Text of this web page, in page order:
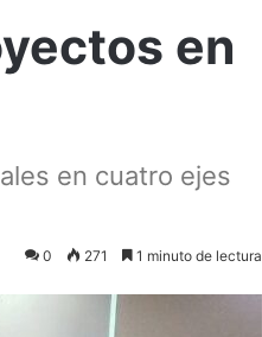
en
en cuatro ejes
0 271 1 minuto de lectura